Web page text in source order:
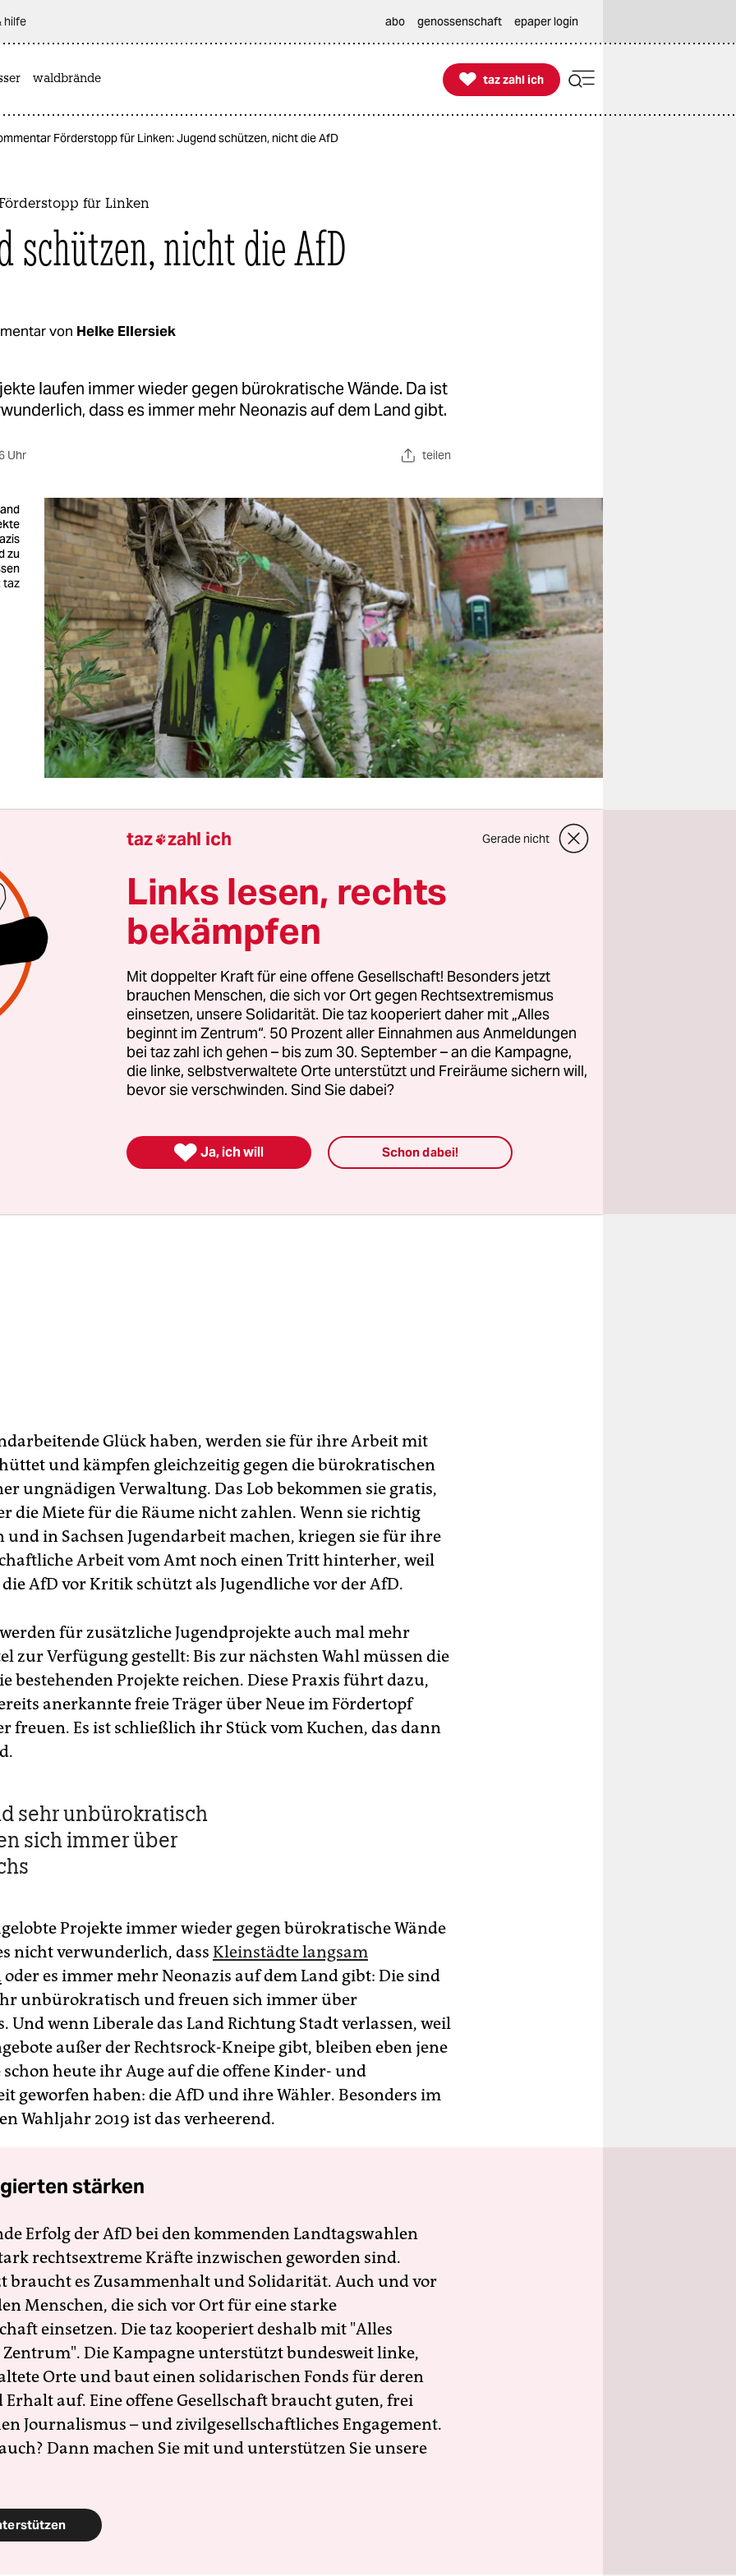
hilfe abo genossenschaft epaper login
waldbrände 
taz zahl ich
taz zahl ich
Förderstopp für Linken: Jugend schützen, nicht die AfD
für Linken
schützen, nicht die AfD
von Helke Ellersiek
laufen immer wieder gegen bürokratische Wände. Da ist
dass es immer mehr Neonazis auf dem Land gibt.
Uhr teilen
zu
taz
ist, ist lange bekannt. Doch an der Förderpraxis für
Kinder- und Jugendarbeit ändert das wenig. Als
einen Jugendclub ersetzen, nur weil dort
Busse halten.
Jugendprojekt entsteht, muss es sich erst einige Jahre
bevor es Anspruch auf Finanzierung bekommt – durch
Arbeit. Das führt nicht selten dazu, dass Verwaltungen
erfolgreicher Projekte so lange warten, bis die durch
finan­zielle Unterstützungwieder eingegangen sind.
Glück haben, werden sie für ihre Arbeit mit
und kämpfen gleichzeitig gegen die bürokratischen
ungnädigen Verwaltung. Das Lob bekommen sie gratis,
die Miete für die Räume nicht zahlen. Wenn sie richtig
und in Sachsen Jugendarbeit machen, kriegen sie für ihre
Arbeit vom Amt noch einen Tritt hinterher, weil
AfD vor Kritik schützt als Jugendliche vor der AfD.
für zusätzliche Jugendprojekte auch mal mehr
zur Verfügung gestellt: Bis zur nächsten Wahl müssen die
bestehenden Projekte reichen. Diese Praxis führt dazu,
anerkannte freie Träger über Neue im Fördertopf
freuen. Es ist schließlich ihr Stück vom Kuchen, das dann
sehr unbürokratisch
sich immer über
Projekte immer wieder gegen bürokratische Wände
nicht verwunderlich, dass Kleinstädte langsam
oder es immer mehr Neonazis auf dem Land gibt: Die sind
unbürokratisch und freuen sich immer über
Und wenn Liberale das Land Richtung Stadt verlassen, weil
außer der Rechtsrock-Kneipe gibt, bleiben eben jene
heute ihr Auge auf die offene Kinder- und
geworfen haben: die AfD und ihre Wähler. Besonders im
Wahljahr 2019 ist das verheerend.
stärken
Erfolg der AfD bei den kommenden Landtagswahlen
rechtsextreme Kräfte inzwischen geworden sind.
braucht es Zusammenhalt und Solidarität. Auch und vor
Menschen, die sich vor Ort für eine starke
einsetzen. Die taz kooperiert deshalb mit "Alles
Die Kampagne unterstützt bundesweit linke,
Orte und baut einen solidarischen Fonds für deren
Erhalt auf. Eine offene Gesellschaft braucht guten, frei
Journalismus – und zivilgesellschaftliches Engagement.
Dann machen Sie mit und unterstützen Sie unsere
taz zahl ich Gerade nicht
Links lesen, rechts
bekämpfen
Mit doppelter Kraft für eine offene Gesellschaft! Besonders jetzt
brauchen Menschen, die sich vor Ort gegen Rechtsextremismus
einsetzen, unsere Solidarität. Die taz kooperiert daher mit „Alles
beginnt im Zentrum“. 50 Prozent aller Einnahmen aus Anmeldungen
bei taz zahl ich gehen – bis zum 30. September – an die Kampagne,
die linke, selbstverwaltete Orte unterstützt und Freiräume sichern will,
bevor sie verschwinden. Sind Sie dabei?
 Ja, ich will Schon dabei!